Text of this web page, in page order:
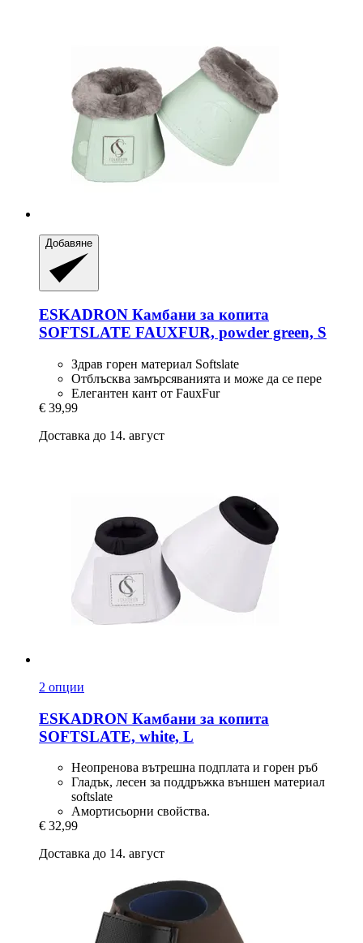
Добавяне
ESKADRON Камбани за копита
SOFTSLATE FAUXFUR, powder green, S
Здрав горен материал Softslate
Отблъсква замърсяванията и може да се пере
Елегантен кант от FauxFur
€ 39,99
Доставка до 14. август
2 опции
ESKADRON Камбани за копита
SOFTSLATE, white, L
Неопренова вътрешна подплата и горен ръб
Гладък, лесен за поддръжка външен материал
softslate
Амортисьорни свойства.
€ 32,99
Доставка до 14. август